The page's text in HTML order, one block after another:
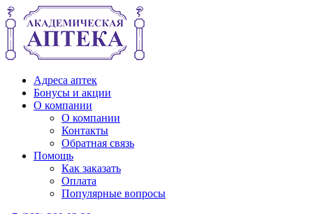
Адреса аптек
Бонусы и акции
О компании
О компании
Контакты
Обратная связь
Помощь
Как заказать
Оплата
Популярные вопросы